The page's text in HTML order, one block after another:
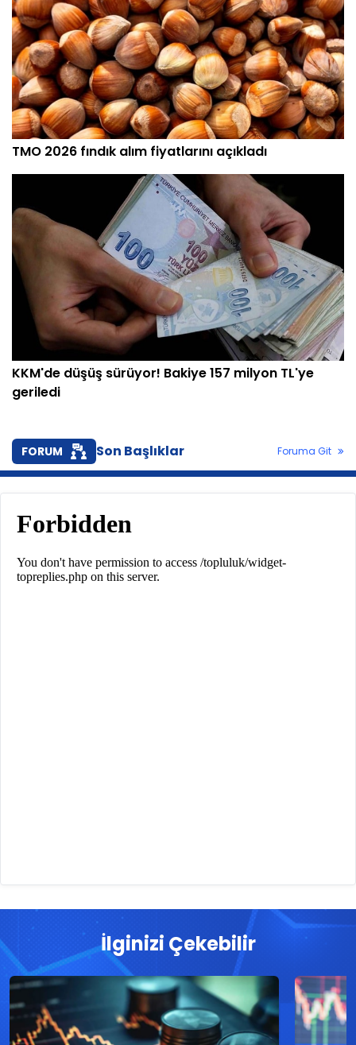
TMO 2026 fındık alım fiyatlarını açıkladı
KKM'de düşüş sürüyor! Bakiye 157 milyon TL'ye
geriledi
FORUM Son Başlıklar Foruma Git
İlginizi Çekebilir